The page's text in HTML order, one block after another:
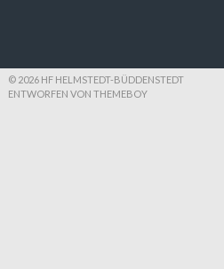
© 2026 HF HELMSTEDT-BÜDDENSTEDT
ENTWORFEN VON THEMEBOY